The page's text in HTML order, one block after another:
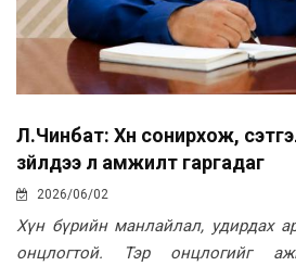
Л.Чинбат: Хүн сонирхож,
зүйлдээ л амжилт гаргадаг
2026/06/02
Хүн бүрийн манлайлал, удирдах
онцлогтой. Тэр онцлогийг